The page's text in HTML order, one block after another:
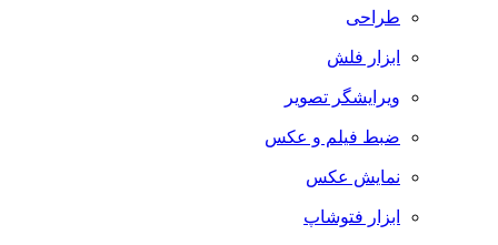
طراحی
ابزار فلش
ویرایشگر تصویر
ضبط فيلم و عكس
نمایش عکس
ابزار فتوشاپ